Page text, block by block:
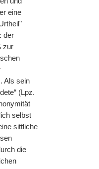
eine
der
zur
Als sein
(Lpz.
selbst
sittliche
die